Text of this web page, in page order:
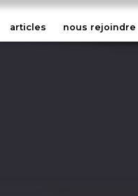
articles nous rejoindre